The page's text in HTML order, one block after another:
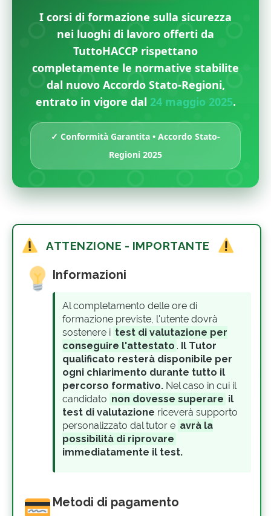
I corsi di formazione sulla sicurezza
nei luoghi di lavoro offerti da
TuttoHACCP rispettano
completamente le normative stabilite
dal nuovo Accordo Stato-Regioni,
entrato in vigore dal 24 maggio 2025.
✓ Conformità Garantita • Accordo Stato-
Regioni 2025
ATTENZIONE - IMPORTANTE
Informazioni
Al completamento delle ore di
formazione previste, l'utente dovrà
sostenere i test di valutazione per
conseguire l'attestato . Il Tutor
qualificato resterà disponibile per
ogni chiarimento durante tutto il
percorso formativo. Nel caso in cui il
candidato non dovesse superare il
test di valutazione riceverà supporto
personalizzato dal tutor e avrà la
possibilità di riprovare
immediatamente il test.
Metodi di pagamento